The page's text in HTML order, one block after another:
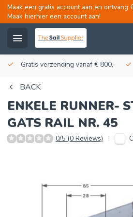
Maak een gratis account aan en ontvang
Maak hierhier een account aan!
Gratis verzending vanaf € 800,-
BACK
ENKELE RUNNER-
GATS RAIL NR. 45
0/5 (0 Reviews)